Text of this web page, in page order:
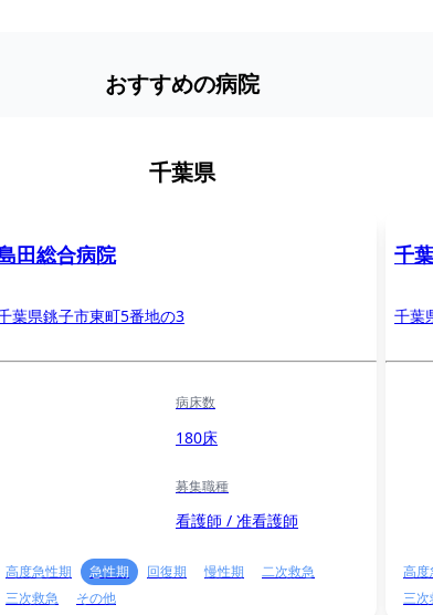
おすすめの病院
千葉県
田総合病院
葉県銚子市東町5番地の3
病床数
180床
募集職種
看護師 / 准看護師
高度急性期 急性期 回復期 慢性期
二次救急
三次救急
その他
千
千葉
高度
三次